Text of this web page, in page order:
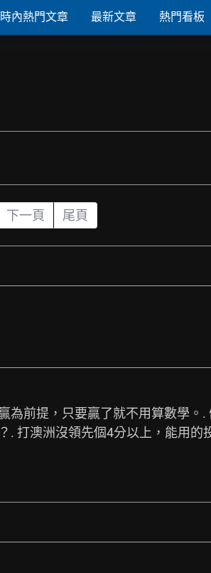
內熱門文章 最新文章 熱門看板
下一頁 尾頁
為前提，只要贏了就不用算數學。.
打澳洲沒領先個4分以上，能用的